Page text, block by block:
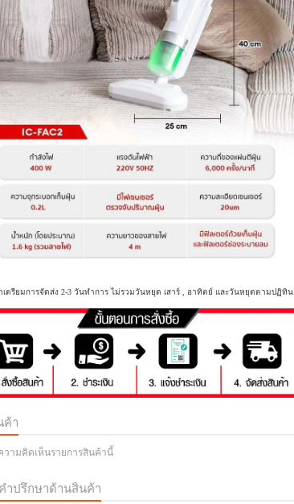
าเตรียมการจัดส่ง 2-3 วันทำการ ไม่รวมวันหยุด เสาร์ , อาทิตย์ และวันหยุดตามปฏิทิน
ค้า
วามคิดเห็นรายการสินค้านี้
ำปรึกษาด้านสินค้า